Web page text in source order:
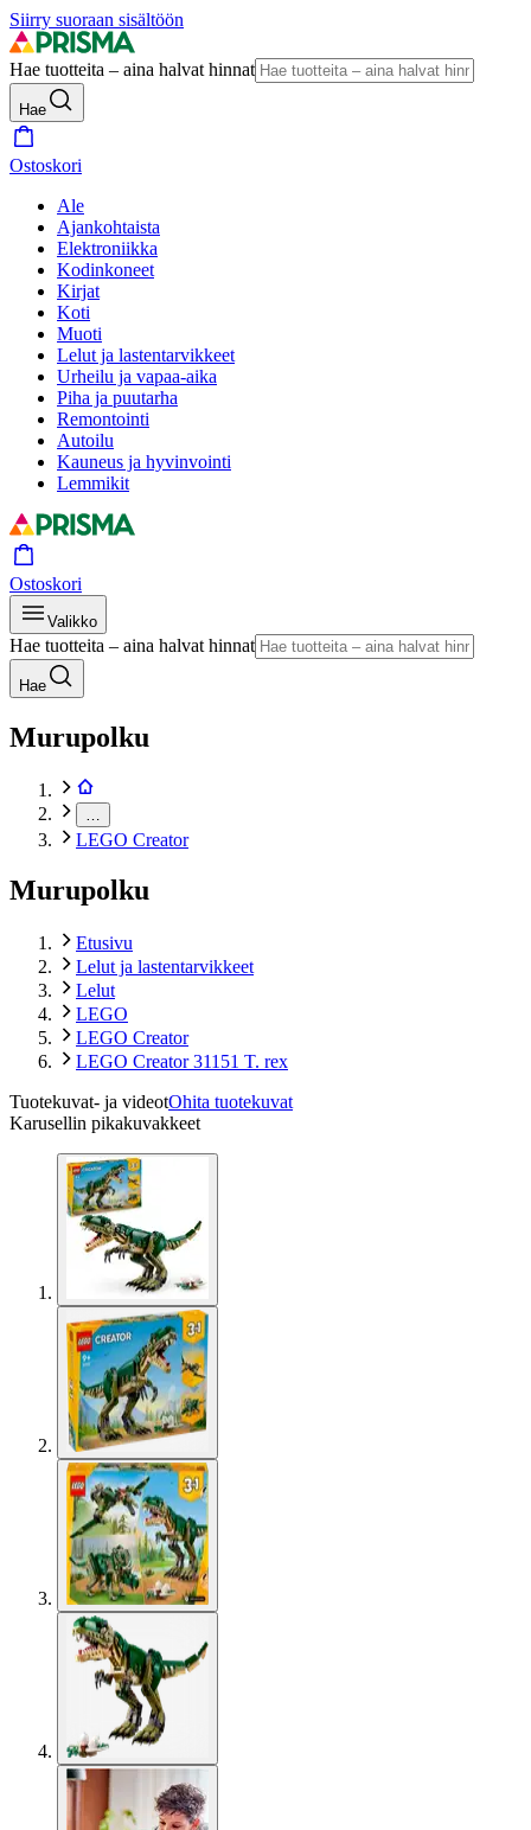
Siirry suoraan sisältöön
Hae tuotteita – aina halvat hinnat
Hae
Ostoskori
Ale
Ajankohtaista
Elektroniikka
Kodinkoneet
Kirjat
Koti
Muoti
Lelut ja lastentarvikkeet
Urheilu ja vapaa-aika
Piha ja puutarha
Remontointi
Autoilu
Kauneus ja hyvinvointi
Lemmikit
Ostoskori
Valikko
Hae tuotteita – aina halvat hinnat
Hae
Murupolku
LEGO Creator
Murupolku
Etusivu
Lelut ja lastentarvikkeet
Lelut
LEGO
LEGO Creator
LEGO Creator 31151 T. rex
Tuotekuvat- ja videotOhita tuotekuvat
Karusellin pikakuvakkeet